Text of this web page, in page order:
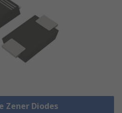
Zener Diodes